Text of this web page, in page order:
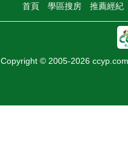
首頁 學區搜房 推薦經紀
Copyright © 2005-2026